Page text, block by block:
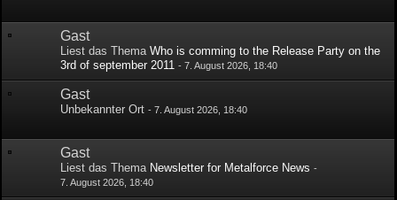
Gast
Liest das ThemaWho is comming to the Release Party on the
3rd of september 2011 -7. August 2026, 18:40
Gast
Unbekannter Ort-7. August 2026, 18:40
Gast
Liest das Thema Newsletter for Metalforce News -
7. August 2026, 18:40